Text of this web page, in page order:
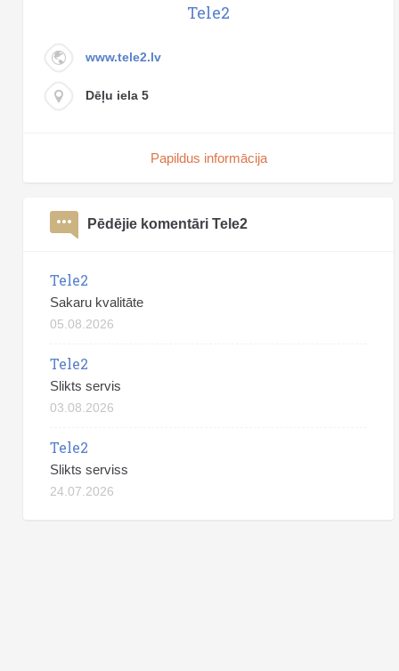
Tele2
www.tele2.lv
Dēļu iela 5
Papildus informācija
Pēdējie komentāri Tele2
Tele2
Sakaru kvalitāte
05.08.2026
Tele2
Slikts servis
03.08.2026
Tele2
Slikts serviss
24.07.2026